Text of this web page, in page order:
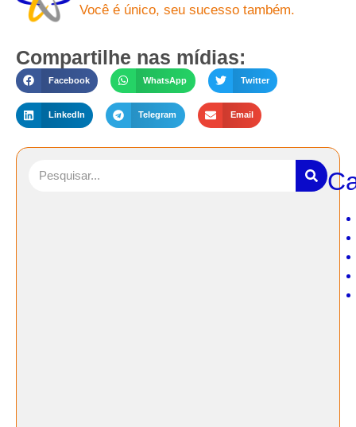
Você é único, seu sucesso também.
Compartilhe nas mídias:
Facebook WhatsApp Twitter
LinkedIn Telegram Email